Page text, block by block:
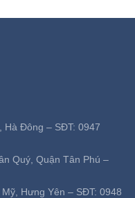
Hà Đông – SĐT: 0947
Quý, Quận Tân Phú –
Hưng Yên – SĐT: 0948